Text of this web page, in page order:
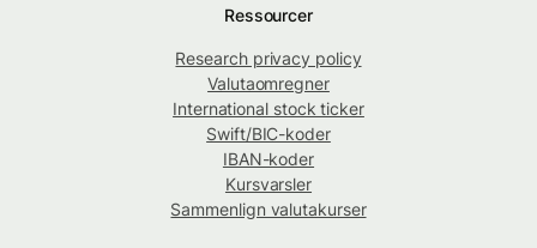
Ressourcer
Research privacy policy
Valutaomregner
International stock ticker
Swift/BIC-koder
IBAN-koder
Kursvarsler
Sammenlign valutakurser